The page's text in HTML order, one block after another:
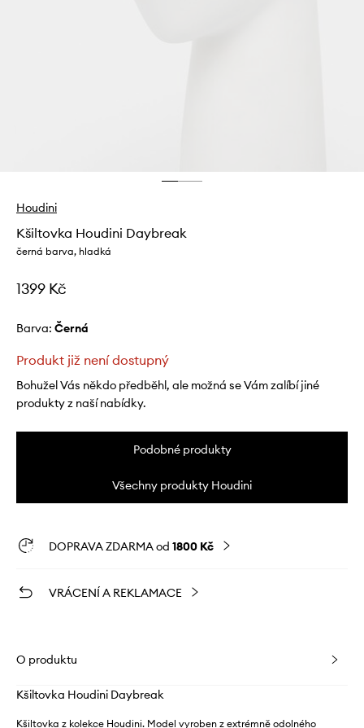
Houdini
Kšiltovka Houdini Daybreak
černá barva, hladká
1399 Kč
Barva: černá
Produkt již není dostupný
Bohužel Vás někdo předběhl, ale možná se Vám zalíbí jiné
produkty z naší nabídky.
Podobné produkty
Všechny produkty Houdini
DOPRAVA ZDARMA od 1800 Kč
VRÁCENÍ A REKLAMACE
O produktu
Kšiltovka Houdini Daybreak
Kšiltovka z kolekce Houdini. Model vyroben z extrémně odolného